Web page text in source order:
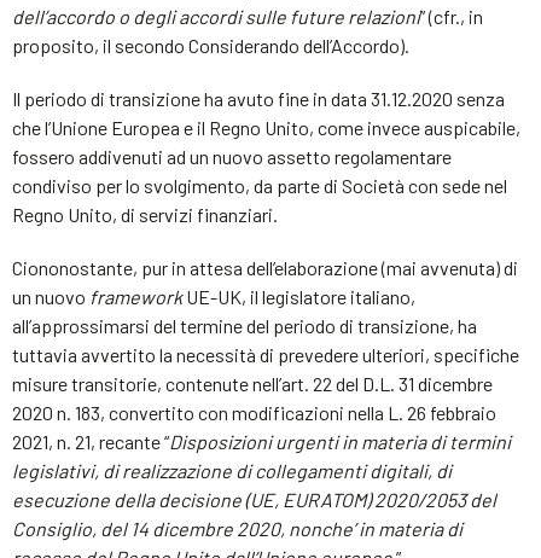
dell’accordo o degli accordi sulle future relazioni” (cfr., in
proposito, il secondo Considerando dell’Accordo).
Il periodo di transizione ha avuto fine in data 31.12.2020 senza
che l’Unione Europea e il Regno Unito, come invece auspicabile,
fossero addivenuti ad un nuovo assetto regolamentare
condiviso per lo svolgimento, da parte di Società con sede nel
Regno Unito, di servizi finanziari.
Ciononostante, pur in attesa dell’elaborazione (mai avvenuta) di
un nuovo frameworkUE-UK, il legislatore italiano,
all’approssimarsi del termine del periodo di transizione, ha
tuttavia avvertito la necessità di prevedere ulteriori, specifiche
misure transitorie, contenute nell’art. 22 del D.L. 31 dicembre
2020 n. 183, convertito con modificazioni nella L. 26 febbraio
2021, n. 21, recante “Disposizioni urgenti in materia di termini
legislativi, di realizzazione di collegamenti digitali, di
esecuzione della decisione (UE, EURATOM) 2020/2053 del
Consiglio, del 14 dicembre 2020, nonche’ in materia di